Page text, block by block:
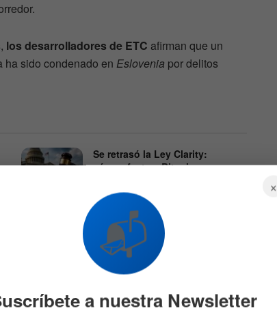
, los desarrolladores de ETC afirman que un
ha sido condenado en Eslovenia por delitos
Se retrasó la Ley Clarity:
cómo afecta a Bitcoin y
28 DE JULIO DE 2026 ×
📬
a nuestra Newsletter